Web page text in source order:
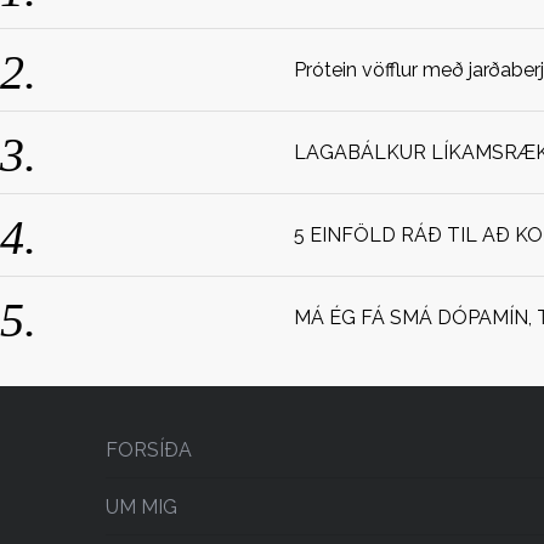
Prótein vöfflur með
LAGABÁLKUR
5 EINFÖLD RÁÐ TIL AÐ
MÁ ÉG FÁ SMÁ DÓPAMÍN,
FORSÍÐA
UM MIG